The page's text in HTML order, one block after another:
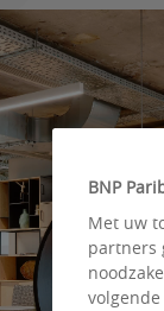
BNP
Met uw
partners